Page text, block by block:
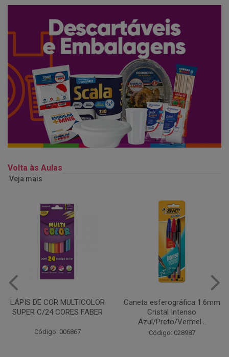
Volta às Aulas
Veja mais
Caneta esferográfica 1.6mm
Cristal Intenso
Código: 028987
COLA EM BASTÃO 40G - LEO
& LEO
Código: 028164